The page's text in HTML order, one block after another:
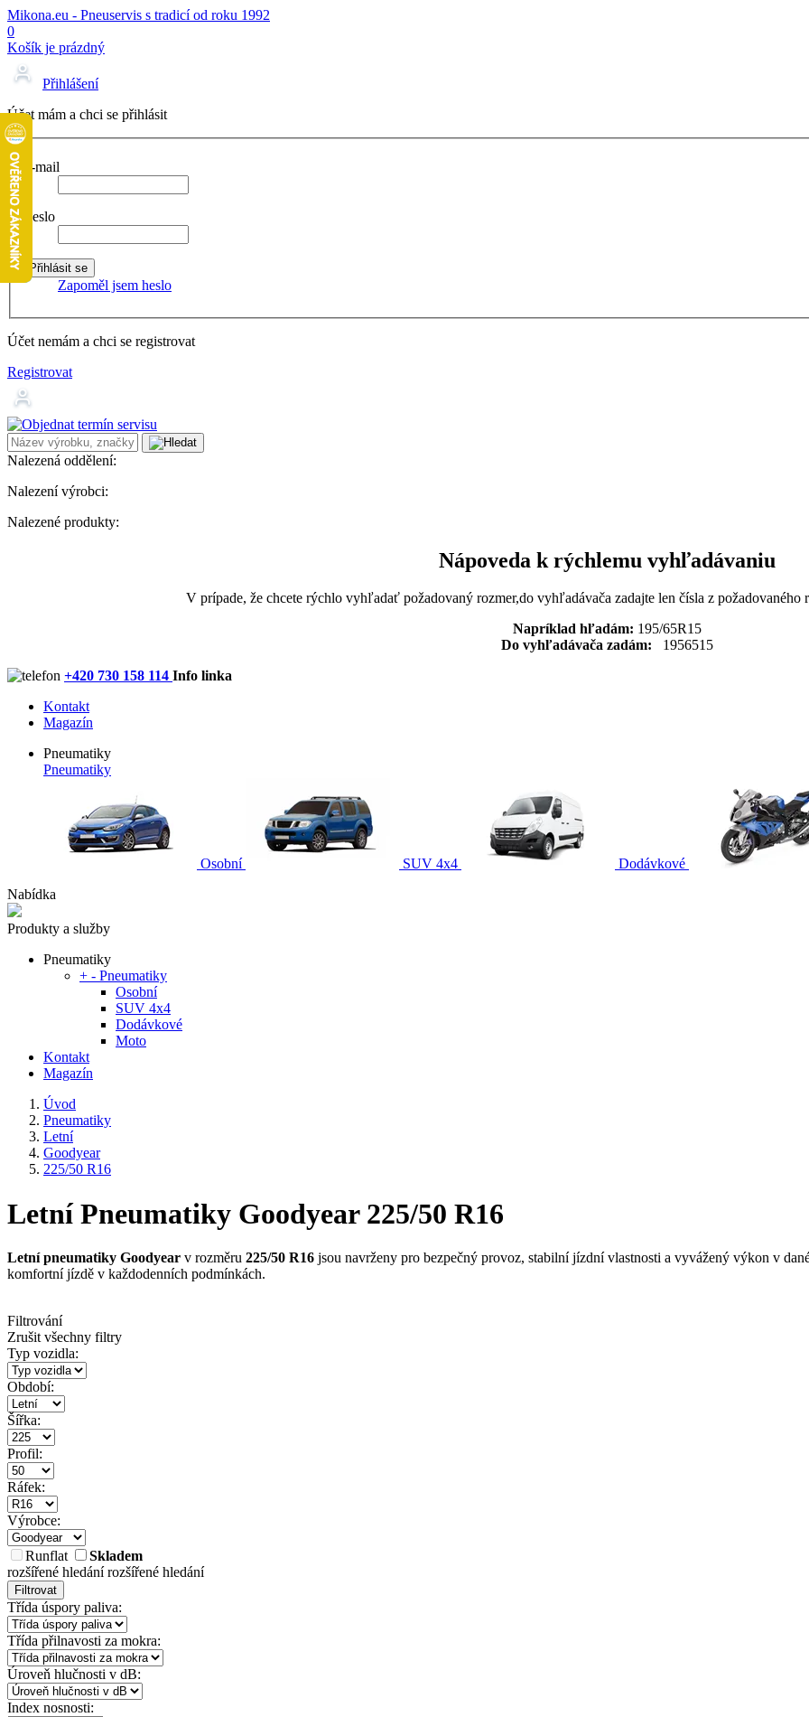
Mikona.eu - Pneuservis s tradicí od roku 1992
0
Košík je prázdný
Přihlášení
Účet mám a chci se přihlásit
E-mail
Heslo
Zapoměl jsem heslo
Účet nemám a chci se registrovat
Registrovat
Nalezená oddělení:
Nalezení výrobci:
Nalezené produkty:
Nápoveda k rýchlemu vyhľadávaniu
V prípade, že chcete rýchlo vyhľadať požadovaný rozmer,do vyhľadávača zadajte len čísla z
Napríklad hľadám: 195/65R15
Do vyhľadávača zadám: 1956515
+420 730 158 114 Info linka
Kontakt
Magazín
Pneumatiky
Pneumatiky
Osobní SUV 4x4
Dodávkové
Nabídka
Produkty a služby
Pneumatiky
+ - Pneumatiky
Osobní
SUV 4x4
Dodávkové
Moto
Kontakt
Magazín
Úvod
Pneumatiky
Letní
Goodyear
225/50 R16
Letní Pneumatiky Goodyear 225/50 R16
Letní pneumatiky Goodyear v rozměru 225/50 R16 jsou navrženy pro bezpečný provoz, stabilní jízdní vlastnosti a vyvážený výkon v
komfortní jízdě v každodenních podmínkách.
Filtrování
Zrušit všechny filtry
Typ vozidla:
Období:
Šířka:
Profil:
Ráfek:
Výrobce:
Runflat
Skladem
rozšířené hledánírozšířené hledání
Filtrovat
Třída úspory paliva:
Třída přilnavosti za mokra:
Úroveň hlučnosti v dB:
Index nosnosti: